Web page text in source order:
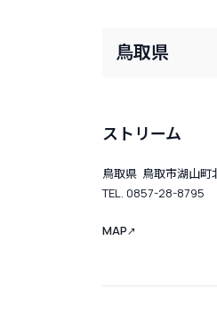
鳥取県
ストリーム
鳥取県 鳥取市湖山町
TEL. 0857-28-8795
MAP↗